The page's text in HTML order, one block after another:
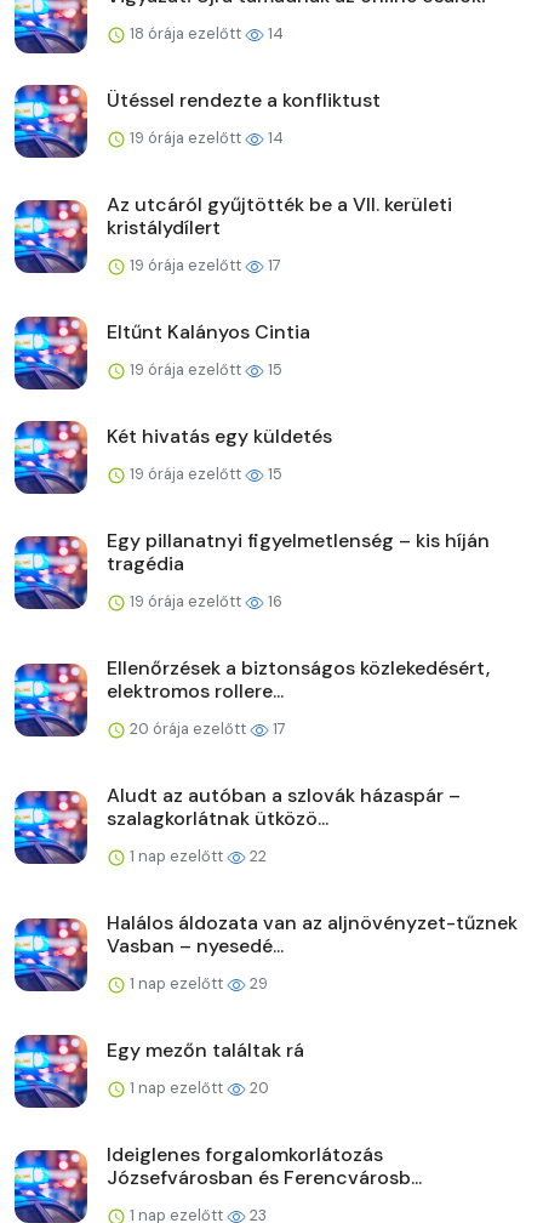
18 órája ezelőtt 14
Ütéssel rendezte a konfliktust
19 órája ezelőtt 14
Az utcáról gyűjtötték be a VII. kerületi
kristálydílert
19 órája ezelőtt 17
Eltűnt Kalányos Cintia
19 órája ezelőtt 15
Két hivatás egy küldetés
19 órája ezelőtt 15
Egy pillanatnyi figyelmetlenség – kis híján
tragédia
19 órája ezelőtt 16
Ellenőrzések a biztonságos közlekedésért,
elektromos rollere...
20 órája ezelőtt 17
Aludt az autóban a szlovák házaspár –
szalagkorlátnak ütközö...
1 nap ezelőtt 22
Halálos áldozata van az aljnövényzet-tűznek
Vasban – nyesedé...
1 nap ezelőtt 29
Egy mezőn találtak rá
1 nap ezelőtt 20
Ideiglenes forgalomkorlátozás
Józsefvárosban és Ferencvárosb...
1 nap ezelőtt 23